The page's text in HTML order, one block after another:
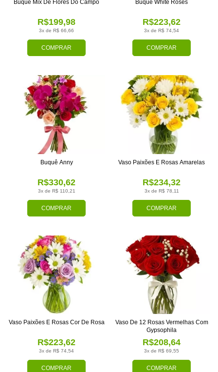
COMPRAR
3x de R$ 66,66
R$199,98
Buquê Mix De Flores Do Campo
COMPRAR
3x de R$ 74,54
R$223,62
Buquê White Roses
COMPRAR
3x de R$ 110,21
R$330,62
Buquê Anny
COMPRAR
3x de R$ 78,11
R$234,32
Vaso Paixões E Rosas Amarelas
COMPRAR
3x de R$ 74,54
R$223,62
Vaso Paixões E Rosas Cor De Rosa
COMPRAR
3x de R$ 69,55
R$208,64
Vaso De 12 Rosas Vermelhas Com
Gypsophila